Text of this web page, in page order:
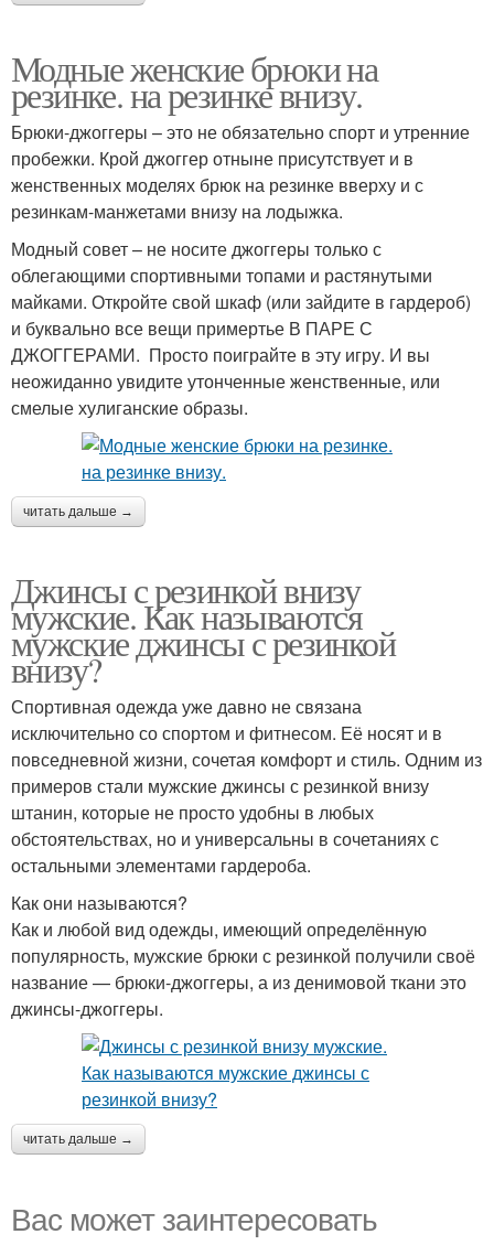
Модные женские брюки на
резинке. на резинке внизу.
Брюки-джоггеры – это не обязательно спорт и утренние
пробежки. Крой джоггер отныне присутствует и в
женственных моделях брюк на резинке вверху и с
резинкам-манжетами внизу на лодыжка.
Модный совет – не носите джоггеры только с
облегающими спортивными топами и растянутыми
майками. Откройте свой шкаф (или зайдите в гардероб)
и буквально все вещи примертье В ПАРЕ С
ДЖОГГЕРАМИ. Просто поиграйте в эту игру. И вы
неожиданно увидите утонченные женственные, или
смелые хулиганские образы.
читать дальше →
Джинсы с резинкой внизу
мужские. Как называются
мужские джинсы с резинкой
внизу?
Спортивная одежда уже давно не связана
исключительно со спортом и фитнесом. Её носят и в
повседневной жизни, сочетая комфорт и стиль. Одним из
примеров стали мужские джинсы с резинкой внизу
штанин, которые не просто удобны в любых
обстоятельствах, но и универсальны в сочетаниях с
остальными элементами гардероба.
Как они называются?
Как и любой вид одежды, имеющий определённую
популярность, мужские брюки с резинкой получили своё
название — брюки-джоггеры, а из денимовой ткани это
джинсы-джоггеры.
читать дальше →
Вас может заинтересовать